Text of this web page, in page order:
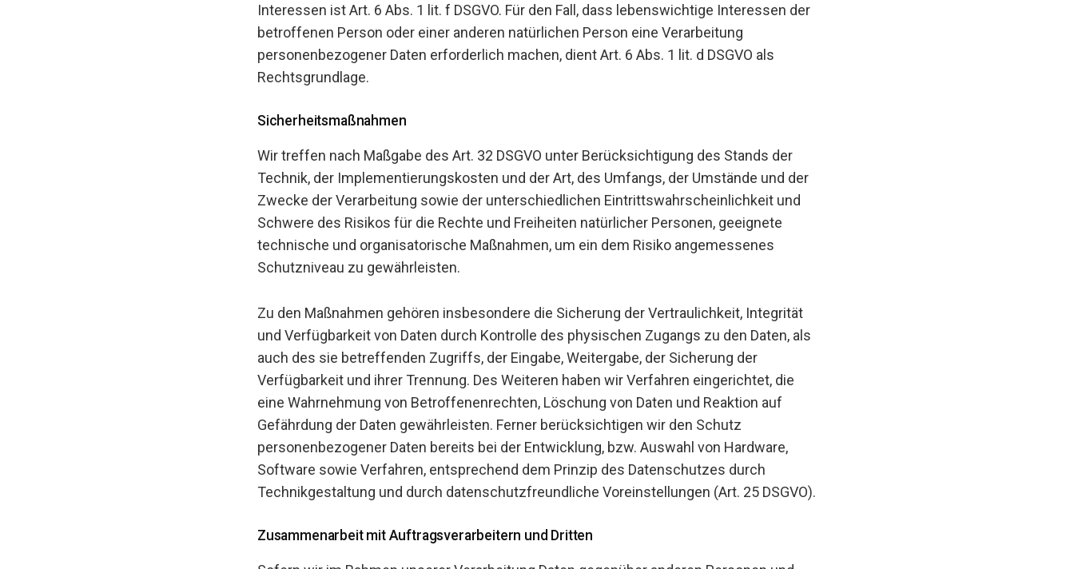
Interessen ist Art. 6 Abs. 1 lit. f DSGVO. Für den Fall, dass lebenswichtige Interessen der
betroffenen Person oder einer anderen natürlichen Person eine Verarbeitung
personenbezogener Daten erforderlich machen, dient Art. 6 Abs. 1 lit. d DSGVO als
Rechtsgrundlage.
Sicherheitsmaßnahmen
Wir treffen nach Maßgabe des Art. 32 DSGVO unter Berücksichtigung des Stands der
Technik, der Implementierungskosten und der Art, des Umfangs, der Umstände und der
Zwecke der Verarbeitung sowie der unterschiedlichen Eintrittswahrscheinlichkeit und
Schwere des Risikos für die Rechte und Freiheiten natürlicher Personen, geeignete
technische und organisatorische Maßnahmen, um ein dem Risiko angemessenes
Schutzniveau zu gewährleisten.
Zu den Maßnahmen gehören insbesondere die Sicherung der Vertraulichkeit, Integrität
und Verfügbarkeit von Daten durch Kontrolle des physischen Zugangs zu den Daten, als
auch des sie betreffenden Zugriffs, der Eingabe, Weitergabe, der Sicherung der
Verfügbarkeit und ihrer Trennung. Des Weiteren haben wir Verfahren eingerichtet, die
eine Wahrnehmung von Betroffenenrechten, Löschung von Daten und Reaktion auf
Gefährdung der Daten gewährleisten. Ferner berücksichtigen wir den Schutz
personenbezogener Daten bereits bei der Entwicklung, bzw. Auswahl von Hardware,
Software sowie Verfahren, entsprechend dem Prinzip des Datenschutzes durch
Technikgestaltung und durch datenschutzfreundliche Voreinstellungen (Art. 25 DSGVO).
Zusammenarbeit mit Auftragsverarbeitern und Dritten